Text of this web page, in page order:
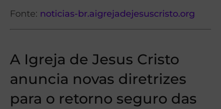
Fonte: noticias-br.aigrejadejesuscristo.org
A Igreja de Jesus Cristo
anuncia novas diretrizes
para o retorno seguro das